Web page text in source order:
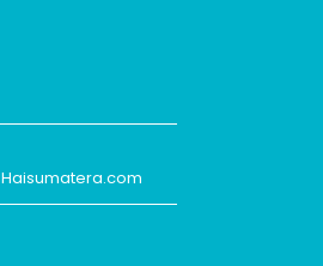
Haisumatera.com